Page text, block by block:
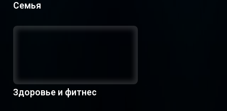
Семья
Здоровье и фитнес